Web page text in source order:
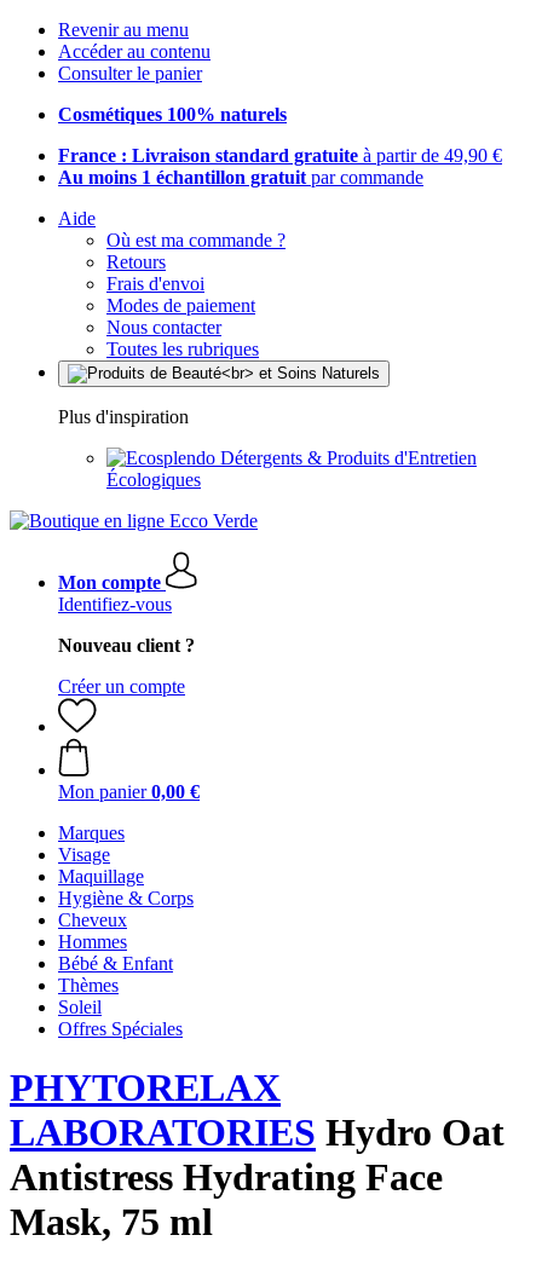
Revenir au menu
Accéder au contenu
Consulter le panier
Cosmétiques 100% naturels
France : Livraison standard gratuite à partir de 49,90 €
Au moins 1 échantillon gratuit par commande
Aide
Où est ma commande ?
Retours
Frais d'envoi
Modes de paiement
Nous contacter
Toutes les rubriques
Plus d'inspiration
Détergents & Produits d'Entretien
Écologiques
Mon compte
Identifiez-vous
Nouveau client ?
Créer un compte
Mon panier 0,00 €
Marques
Visage
Maquillage
Hygiène & Corps
Cheveux
Hommes
Bébé & Enfant
Thèmes
Soleil
Offres Spéciales
PHYTORELAX
LABORATORIES Hydro Oat
Antistress Hydrating Face
Mask, 75 ml